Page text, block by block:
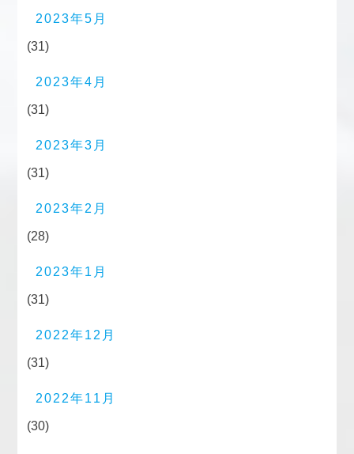
2023年5月
(31)
2023年4月
(31)
2023年3月
(31)
2023年2月
(28)
2023年1月
(31)
2022年12月
(31)
2022年11月
(30)